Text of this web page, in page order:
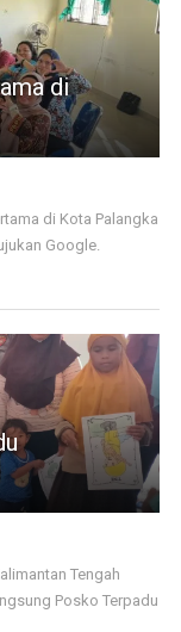
di
di Kota Palangka
Google.
Tengah
Posko Terpadu